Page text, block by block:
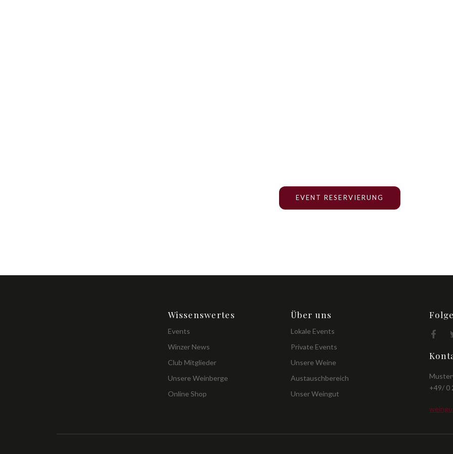
EVENT RESERVIERUNG
Wissenswertes
Events
Winzer News
Club Mitglieder
Unsere Weinberge
Online Shop
Über uns
Lokale Events
Private Events
Unsere Weine
Austauschbereich
Unser Weingut
+49/ 0